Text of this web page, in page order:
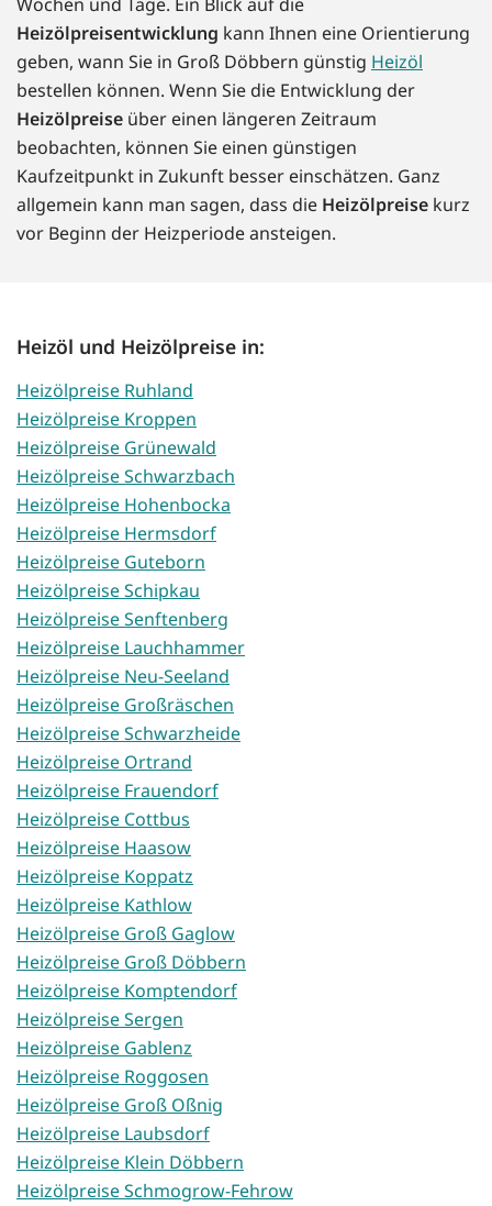
Heizölpreisentwicklung kann Ihnen eine Orientierung
geben, wann Sie in Groß Döbbern günstig Heizöl
bestellen können. Wenn Sie die Entwicklung der
Heizölpreise über einen längeren Zeitraum
beobachten, können Sie einen günstigen
Kaufzeitpunkt in Zukunft besser einschätzen. Ganz
allgemein kann man sagen, dass die Heizölpreise kurz
vor Beginn der Heizperiode ansteigen.
Heizöl und Heizölpreise in:
Heizölpreise Ruhland
Heizölpreise Kroppen
Heizölpreise Grünewald
Heizölpreise Schwarzbach
Heizölpreise Hohenbocka
Heizölpreise Hermsdorf
Heizölpreise Guteborn
Heizölpreise Schipkau
Heizölpreise Senftenberg
Heizölpreise Lauchhammer
Heizölpreise Neu-Seeland
Heizölpreise Großräschen
Heizölpreise Schwarzheide
Heizölpreise Ortrand
Heizölpreise Frauendorf
Heizölpreise Cottbus
Heizölpreise Haasow
Heizölpreise Koppatz
Heizölpreise Kathlow
Heizölpreise Groß Gaglow
Heizölpreise Groß Döbbern
Heizölpreise Komptendorf
Heizölpreise Sergen
Heizölpreise Gablenz
Heizölpreise Roggosen
Heizölpreise Groß Oßnig
Heizölpreise Laubsdorf
Heizölpreise Klein Döbbern
Heizölpreise Schmogrow-Fehrow